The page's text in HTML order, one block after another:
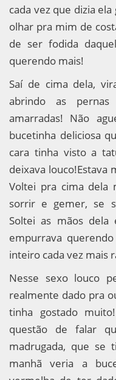
cada vez que dizia
olhar pra mim de
de ser fodida
querendo mais!
Saí de cima dela,
abrindo as
amarradas! Não
bucetinha deliciosa
cara tinha visto a
deixava louco!Estava
Voltei pra cima dela
sorrir e gemer, se
Soltei as mãos
empurrava
inteiro cada vez mais
Nesse sexo louco
realmente dado pra
tinha gostado
questão de falar
madrugada, que se
manhã veria a